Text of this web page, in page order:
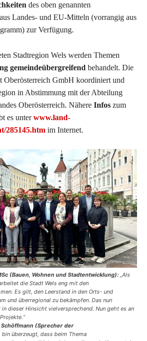
des oben genannten
Landes- und EU-Mitteln (vorrangig aus
zur Verfügung.
Stadtregion Wels werden Themen
gemeindeübergreifend behandelt. Die
Oberösterreich GmbH koordiniert und
in Abstimmung mit der Abteilung
Oberösterreich. Nähere Infos zum
es unterwww.land-
285145.htm im Internet.
(Bauen, Wohnen und Stadtentwicklung): „Als
die Stadt Wels eng mit den
Es gilt, den Leerstand in den Orts- und
und überregional zu bekämpfen. Das nun
dieser Hinsicht vielversprechend. Nun geht es an
(Sprecher der
bin überzeugt, dass beim Thema